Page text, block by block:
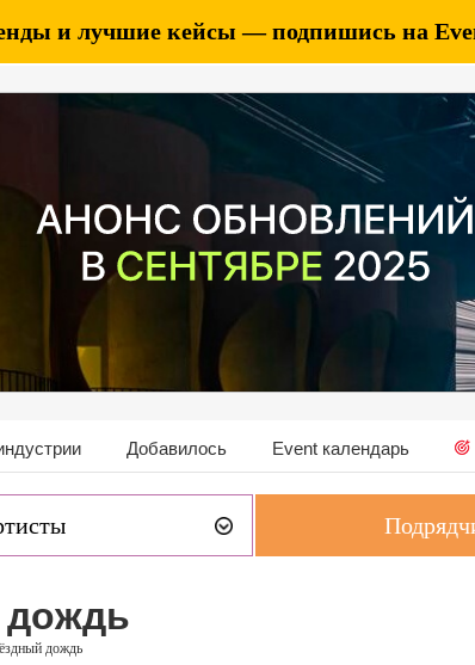
и лучшие кейсы — подпишись на
Добавилось Event календарь
дождь